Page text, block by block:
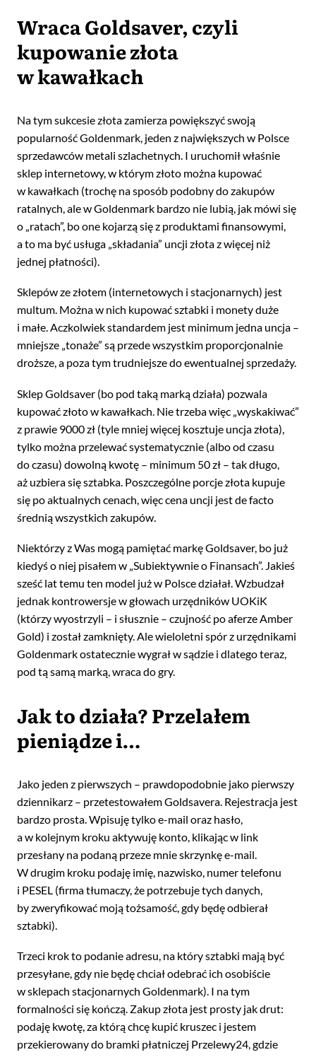
Wraca Goldsaver, czyli
kupowanie złota
w kawałkach
Na tym sukcesie złota zamierza powiększyć swoją
popularność Goldenmark, jeden z największych w Polsce
sprzedawców metali szlachetnych. I uruchomił właśnie
sklep internetowy, w którym złoto można kupować
w kawałkach (trochę na sposób podobny do zakupów
ratalnych, ale w Goldenmark bardzo nie lubią, jak mówi się
o „ratach”, bo one kojarzą się z produktami finansowymi,
a to ma być usługa „składania” uncji złota z więcej niż
jednej płatności).
Sklepów ze złotem (internetowych i stacjonarnych) jest
multum. Można w nich kupować sztabki i monety duże
i małe. Aczkolwiek standardem jest minimum jedna uncja –
mniejsze „tonaże” są przede wszystkim proporcjonalnie
droższe, a poza tym trudniejsze do ewentualnej sprzedaży.
Sklep Goldsaver (bo pod taką marką działa) pozwala
kupować złoto w kawałkach. Nie trzeba więc „wyskakiwać”
z prawie 9000 zł (tyle mniej więcej kosztuje uncja złota),
tylko można przelewać systematycznie (albo od czasu
do czasu) dowolną kwotę – minimum 50 zł – tak długo,
aż uzbiera się sztabka. Poszczególne porcje złota kupuje
się po aktualnych cenach, więc cena uncji jest de facto
średnią wszystkich zakupów.
Niektórzy z Was mogą pamiętać markę Goldsaver, bo już
kiedyś o niej pisałem w „Subiektywnie o Finansach”. Jakieś
sześć lat temu ten model już w Polsce działał. Wzbudzał
jednak kontrowersje w głowach urzędników UOKiK
(którzy wyostrzyli – i słusznie – czujność po aferze Amber
Gold) i został zamknięty. Ale wieloletni spór z urzędnikami
Goldenmark ostatecznie wygrał w sądzie i dlatego teraz,
pod tą samą marką, wraca do gry.
Jak to działa? Przelałem
pieniądze i…
Jako jeden z pierwszych – prawdopodobnie jako pierwszy
dziennikarz – przetestowałem Goldsavera. Rejestracja jest
bardzo prosta. Wpisuję tylko e-mail oraz hasło,
a w kolejnym kroku aktywuję konto, klikając w link
przesłany na podaną przeze mnie skrzynkę e-mail.
W drugim kroku podaję imię, nazwisko, numer telefonu
i PESEL (firma tłumaczy, że potrzebuje tych danych,
by zweryfikować moją tożsamość, gdy będę odbierał
sztabki).
Trzeci krok to podanie adresu, na który sztabki mają być
przesyłane, gdy nie będę chciał odebrać ich osobiście
w sklepach stacjonarnych Goldenmark). I na tym
formalności się kończą. Zakup złota jest prosty jak drut:
podaję kwotę, za którą chcę kupić kruszec i jestem
przekierowany do bramki płatniczej Przelewy24, gdzie